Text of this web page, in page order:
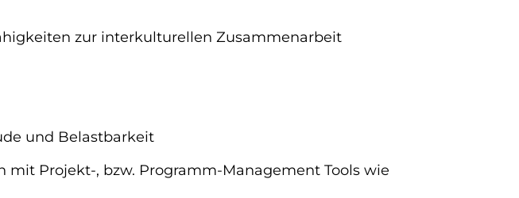
zur interkulturellen Zusammenarbeit
und Belastbarkeit
mit Projekt-, bzw. Programm-Management Tools wie